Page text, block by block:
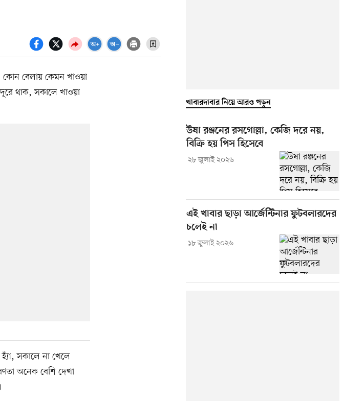
বেলায় কেমন খাওয়া
থাক, সকালে খাওয়া
সকালে না খেলে
অনেক বেশি দেখা
খাবারদাবার নিয়ে আরও পড়ুন
উষা রঞ্জনের রসগোল্লা, কেজি দরে নয়,
বিক্রি হয় পিস হিসেবে
২৮ জুলাই ২০২৬
এই খাবার ছাড়া আর্জেন্টিনার ফুটবলারদের
চলেই না
১৮ জুলাই ২০২৬